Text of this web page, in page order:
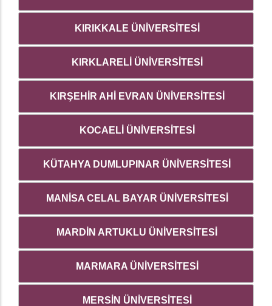
KIRIKKALE ÜNİVERSİTESİ
KIRKLARELİ ÜNİVERSİTESİ
KIRŞEHİR AHİ EVRAN ÜNİVERSİTESİ
KOCAELİ ÜNİVERSİTESİ
KÜTAHYA DUMLUPINAR ÜNİVERSİTESİ
MANİSA CELAL BAYAR ÜNİVERSİTESİ
MARDİN ARTUKLU ÜNİVERSİTESİ
MARMARA ÜNİVERSİTESİ
MERSİN ÜNİVERSİTESİ